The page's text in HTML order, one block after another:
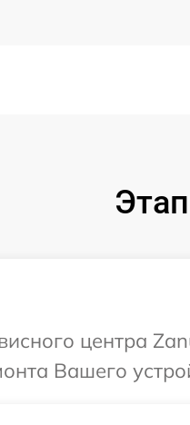
центра
Вашего